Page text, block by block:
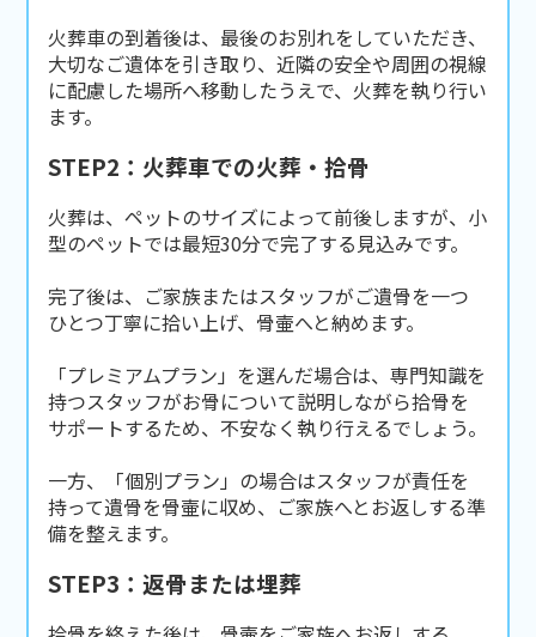
火葬車の到着後は、最後のお別れをしていただき、
大切なご遺体を引き取り、近隣の安全や周囲の視線
に配慮した場所へ移動したうえで、火葬を執り行い
ます。
STEP2：火葬車での火葬・拾骨
火葬は、ペットのサイズによって前後しますが、小
型のペットでは最短30分で完了する見込みです。
完了後は、ご家族またはスタッフがご遺骨を一つ
ひとつ丁寧に拾い上げ、骨壷へと納めます。
「プレミアムプラン」を選んだ場合は、専門知識を
持つスタッフがお骨について説明しながら拾骨を
サポートするため、不安なく執り行えるでしょう。
一方、「個別プラン」の場合はスタッフが責任を
持って遺骨を骨壷に収め、ご家族へとお返しする準
備を整えます。
STEP3：返骨または埋葬